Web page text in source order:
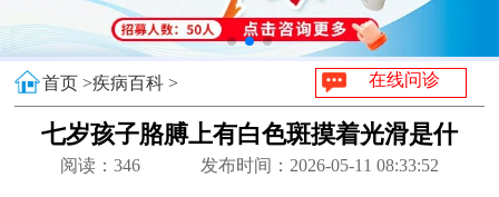
首页 >疾病百科 > 在线问诊
七岁孩子胳膊上有白色斑摸着光滑是什
么原因
阅读： 346 发布时间：2026-05-11 08:33:52